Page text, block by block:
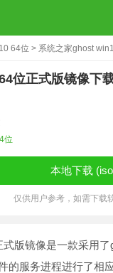
64位 > 系统之家ghost
位正式版镜像下
位
本地下载
仅供用户参考，如需下载
式版镜像是一款采用
的服务进程进行了相